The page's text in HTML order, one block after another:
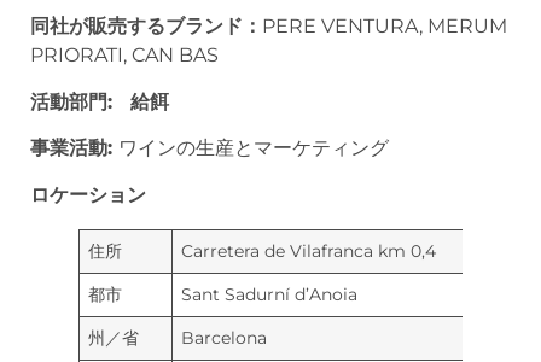
同社が販売するブランド： PERE VENTURA, MERUM
PRIORATI, CAN BAS
活動部門: 給餌
事業活動: ワインの生産とマーケティング
ロケーション
住所
Carretera de Vilafranca km 0,4
都市
Sant Sadurní d’Anoia
州／省
Barcelona